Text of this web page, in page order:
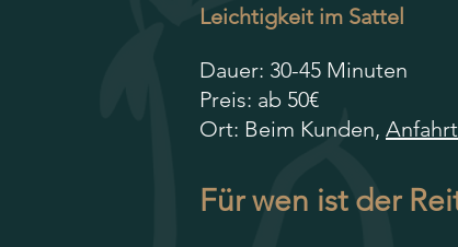
Leichtigkeit im Sattel
Dauer: 30-45 Minuten
Preis: ab 50€
Ort: Beim Kunden,
Für wen ist der